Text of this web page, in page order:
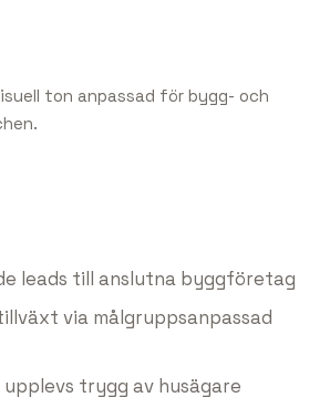
ton anpassad för bygg- och
leads till anslutna byggföretag
via målgruppsanpassad
upplevs trygg av husägare